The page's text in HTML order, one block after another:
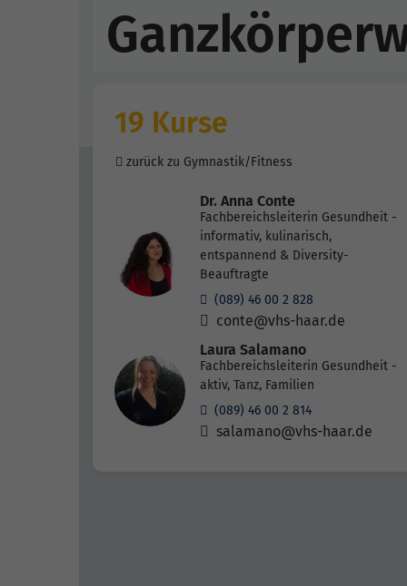
19 Kurse
zurück zu Gymnastik/Fitness
Dr. Anna Conte
Fachbereichsleiterin Gesundheit -
informativ, kulinarisch,
entspannend & Diversity-
Beauftragte
(089) 46 00 2 828
conte@vhs-haar.de
Laura Salamano
Fachbereichsleiterin Gesundheit -
aktiv, Tanz, Familien
(089) 46 00 2 814
salamano@vhs-haar.de